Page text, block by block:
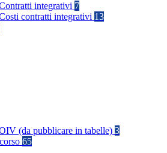
integrativi 7
contratti integrativi 13
(da pubblicare in tabelle) 3
65